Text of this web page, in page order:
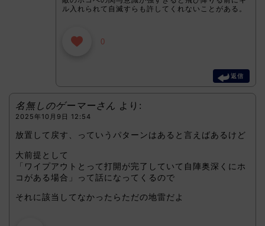
ル入れられて自滅すらも許してくれないことがある。
0
返信
名無しのゲーマーさん より:
2025年10月9日 12:54
放置して戻す、っていうパターンはあると言えばあるけど
大前提として
「ワイプアウトとって打開が完了していて自陣奥深くにホ
コがある場合」って話になってくるので
それに該当してなかったらただの地雷だよ